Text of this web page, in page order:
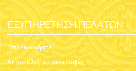
ΕΞΥΠΗΡΈΤΗΣΗ ΠΕΛΑΤΏΝ
Επικοινωνήστε
Αποστολές & Επιστροφές